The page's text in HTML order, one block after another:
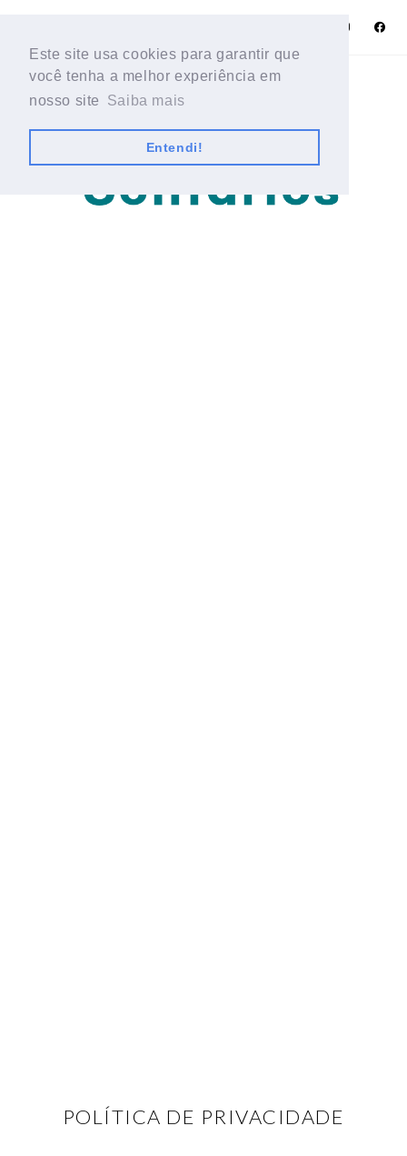
Este site usa cookies para garantir que
você tenha a melhor experiência em
nosso site
Saiba mais
Entendi!
Este site usa cookies para garantir que
você tenha a melhor experiência em
nosso site
Saiba mais
Entendi!
POLÍTICA DE PRIVACIDADE